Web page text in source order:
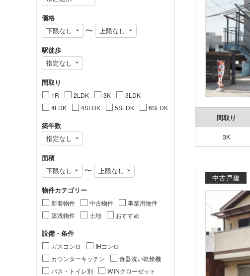
間取り
3K
中古戸建
価格
〜
駅徒歩
間取り
1R 2LDK 3K
3LDK
4LDK
4SLDK 5SLDK 6SLDK
築年数
面積
〜
物件カテゴリー
新着物件 中古物件
事業用物件
築浅物件
土地 おすすめ
設備・条件
ガスコンロ
IHコンロ
カウンターキッチン
食器洗い乾燥機
バス・トイレ別
W.INクローゼット